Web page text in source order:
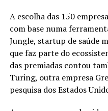
A escolha das 150
com base numa
Jungle, startup de saúde
que faz parte do
das premiadas contou
Turing, outra empresa
pesquisa dos Estados